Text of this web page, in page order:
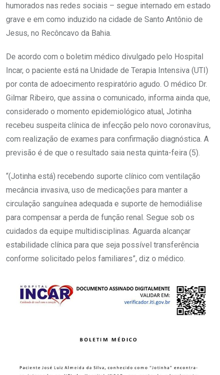
humorados nas redes sociais – segue internado em estado
grave e em como induzido na cidade de Santo Antônio de
Jesus, no Recôncavo da Bahia.
De acordo com o boletim médico divulgado pelo Hospital
Incar, o paciente está na Unidade de Terapia Intensiva (UTI)
por conta de adoecimento respiratório agudo. O médico Dr.
Gilmar Ribeiro, que assina o comunicado, informa ainda que,
considerado o momento epidemiológico atual, Jotinha
recebeu suspeita clínica de infecção pelo novo coronavírus,
com realização de exames para confirmação diagnóstica. A
previsão é de que o resultado saia nesta quinta-feira (5).
“(Jotinha está) recebendo suporte clínico com ventilação
mecância invasiva, uso de medicações para manter a
circulação sanguínea adequada e suporte de hemodiálise
para compensar a perda de função renal. Segue sob os
cuidados da equipe multidisciplinas. Aguarda alcançar
estabilidade clínica para que seja possível transferência
conforme solicitado pelos familiares”, diz o médico.